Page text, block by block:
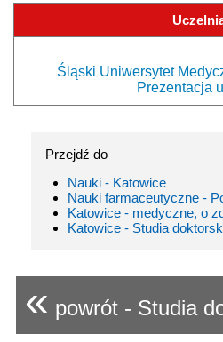
Śląski Uniwersytet
Prezentacja
Przejdź do
Nauki - Katowice
Nauki farmaceutyczne -
Katowice - medyczne, o
Katowice - Studia
« powrót - Studia